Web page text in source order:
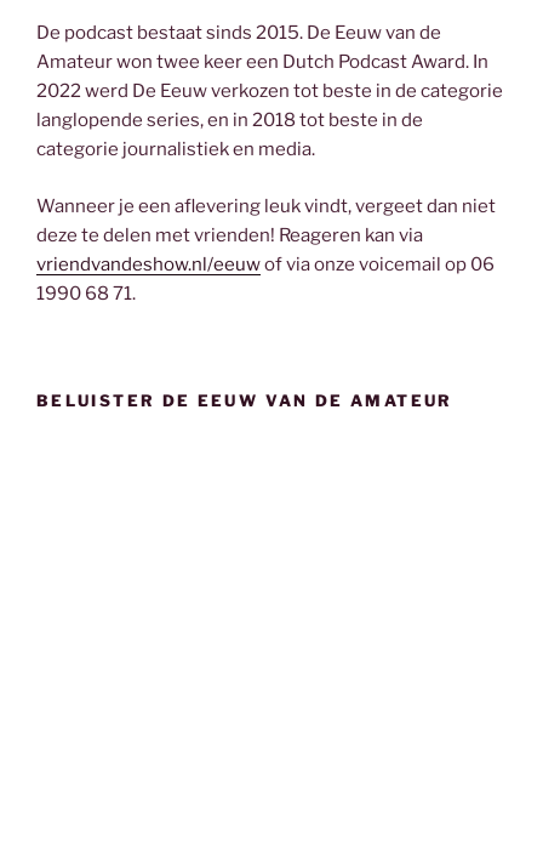
De podcast bestaat sinds 2015. De Eeuw van de
Amateur won twee keer een Dutch Podcast Award. In
2022 werd De Eeuw verkozen tot beste in de categorie
langlopende series, en in 2018 tot beste in de
categorie journalistiek en media.
Wanneer je een aflevering leuk vindt, vergeet dan niet
deze te delen met vrienden! Reageren kan via
vriendvandeshow.nl/eeuwof via onze voicemail op 06
1990 68 71.
BELUISTER DE EEUW VAN DE AMATEUR